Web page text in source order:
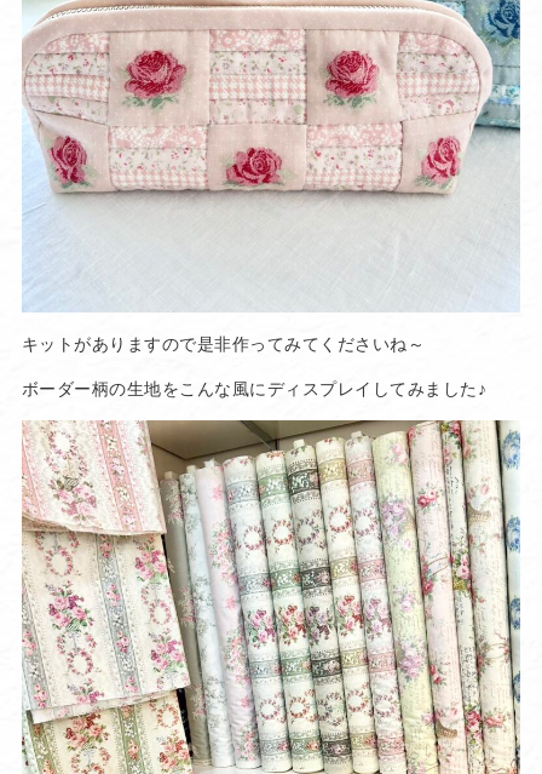
キットがありますので是非作ってみてくださいね～
ボーダー柄の生地をこんな風にディスプレイしてみました♪